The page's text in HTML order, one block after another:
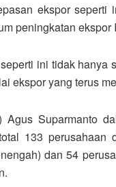
ekspor seperti
peningkatan ekspor
ini tidak hanya
ekspor yang terus
Suparmanto
133 perusahaan
dan 54